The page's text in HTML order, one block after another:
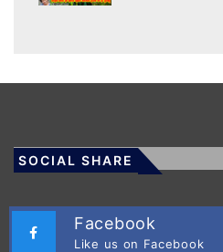
SOCIAL SHARE
Facebook
Like us on Facebook